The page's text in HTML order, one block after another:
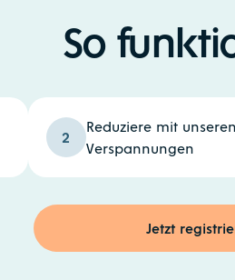
So
2
Reduziere mit
Verspannungen
Jetzt